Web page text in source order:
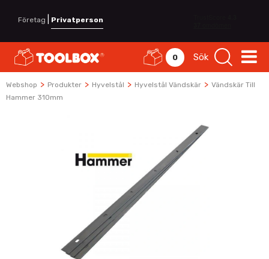
Företag Privatperson
0 Sök
Webshop > Produkter > Hyvelstål > Hyvelstål Vändskär > Vändskär Till
Hammer 310mm